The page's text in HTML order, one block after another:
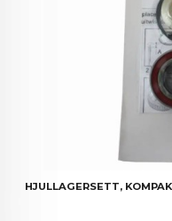
HJULLAGERSETT,